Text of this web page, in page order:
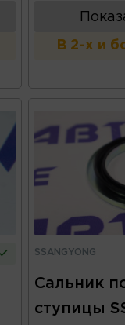
В 2-х и
SSANGYONG
Сальник
ступицы